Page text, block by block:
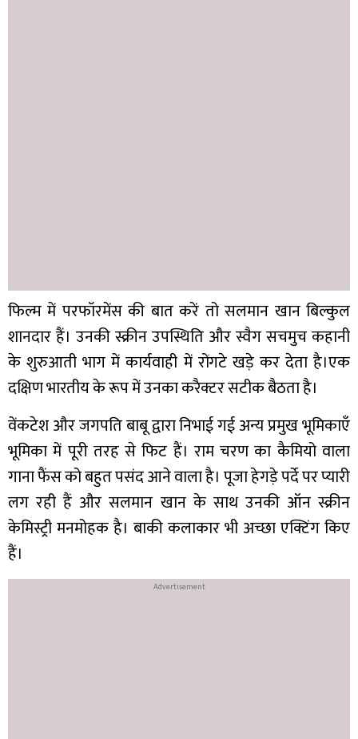
फिल्म में परफॉरमेंस की बात करें तो सलमान खान बिल्कुल
शानदार हैं। उनकी स्क्रीन उपस्थिति और स्वैग सचमुच कहानी
के शुरुआती भाग में कार्यवाही में रोंगटे खड़े कर देता है।एक
दक्षिण भारतीय के रूप में उनका करैक्टर सटीक बैठता है।
वेंकटेश और जगपति बाबू द्वारा निभाई गई अन्य प्रमुख भूमिकाएँ
भूमिका में पूरी तरह से फिट हैं। राम चरण का कैमियो वाला
गाना फैंस को बहुत पसंद आने वाला है। पूजा हेगड़े पर्दे पर प्यारी
लग रही हैं और सलमान खान के साथ उनकी ऑन स्क्रीन
केमिस्ट्री मनमोहक है। बाकी कलाकार भी अच्छा एक्टिंग किए
हैं।